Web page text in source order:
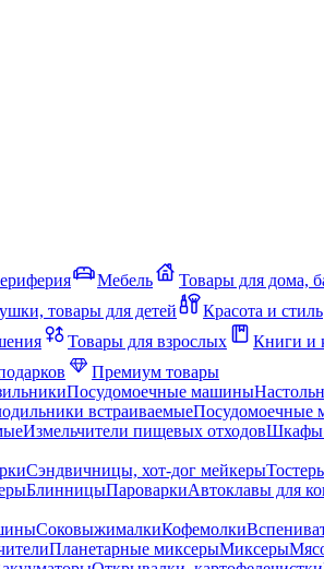
Мебель Товары для дома,
товары для детей Красота и стиль
Товары для взрослых Книги и
Премиум товары
Посудомоечные машины
встраиваемыеПосудомоечные
Измельчители пищевых отходовШкафы
Сэндвичницы, хот-дог мейкеры
БлинницыПароваркиАвтоклавы для
СоковыжималкиКофемолки
Планетарные миксерыМиксеры